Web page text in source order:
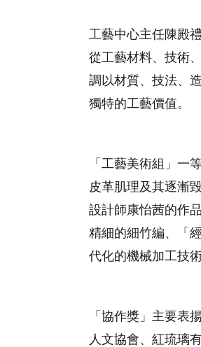
工藝中心主任陳殿
從工藝材料、技術
調以材質、技法、
獨特的工藝價值。
「工藝美術組」一
皮革肌理及其逐漸
設計師康怡茜的作
精細的細竹編、「
代化的機械加工技
「協作獎」主要表
人文協會、紅琉璃